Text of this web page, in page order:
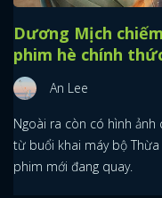
Dương Mịch
phim hè chính
An Lee
Ngoài ra còn có hình ảnh
từ buổi khai máy bộ
phim mới đang quay.